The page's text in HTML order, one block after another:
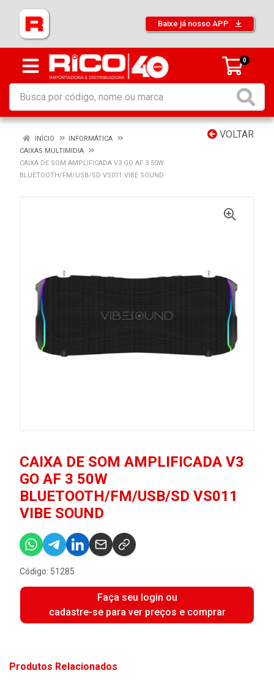
Baixe já nosso APP
0
VOLTAR
INÍCIO
INFORMÁTICA
CAIXAS MULTIMIDIA
CAIXA DE SOM AMPLIFICADA V3 GO AF 3 50W
BLUETOOTH/FM/USB/SD VS011 VIBE SOUND
CAIXA DE SOM AMPLIFICADA V3
GO AF 3 50W
BLUETOOTH/FM/USB/SD VS011
VIBE SOUND
Código: 51285
Faça seu login ou
cadastre-se para ver preços e comprar
Produtos Relacionados